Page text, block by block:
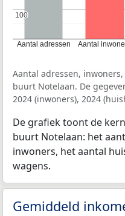
Aantal adressen Aantal
100
100
Aantal adressen,
buurt Notelaan. De
2024 (inwoners), 2024
De grafiek toont de
buurt Notelaan: het
inwoners, het aantal
wagens.
Gemiddeld